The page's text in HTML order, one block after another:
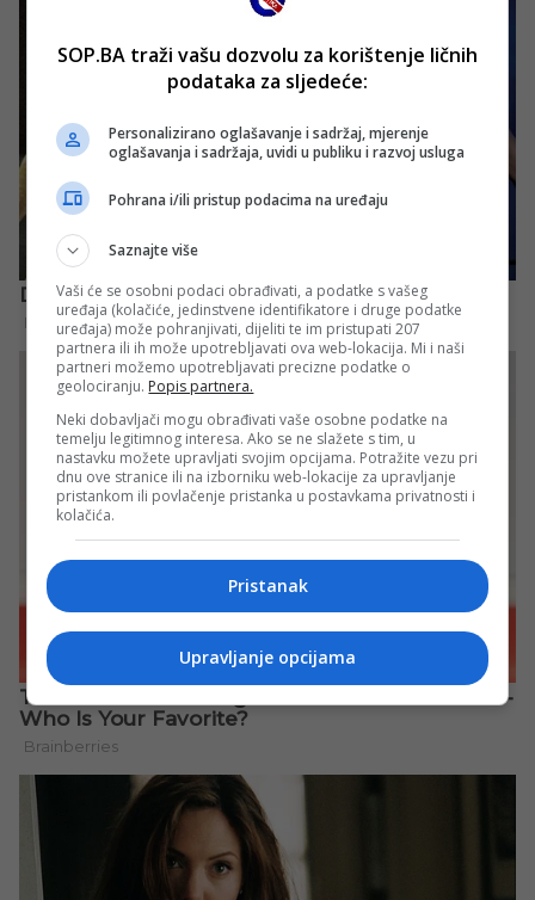
SOP.BA traži vašu dozvolu za korištenje ličnih
podataka za sljedeće:
Personalizirano oglašavanje i sadržaj, mjerenje
oglašavanja i sadržaja, uvidi u publiku i razvoj usluga
Pohrana i/ili pristup podacima na uređaju
Saznajte više
Vaši će se osobni podaci obrađivati, a podatke s vašeg
uređaja (kolačiće, jedinstvene identifikatore i druge podatke
uređaja) može pohranjivati, dijeliti te im pristupati 207
partnera ili ih može upotrebljavati ova web-lokacija. Mi i naši
partneri možemo upotrebljavati precizne podatke o
geolociranju. Popis partnera.
Neki dobavljači mogu obrađivati vaše osobne podatke na
temelju legitimnog interesa. Ako se ne slažete s tim, u
nastavku možete upravljati svojim opcijama. Potražite vezu pri
dnu ove stranice ili na izborniku web-lokacije za upravljanje
pristankom ili povlačenje pristanka u postavkama privatnosti i
kolačića.
Pristanak
Upravljanje opcijama